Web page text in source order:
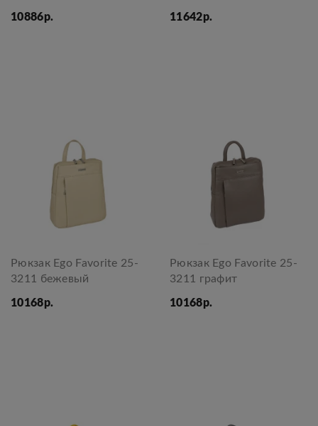
10886р. 11642р.
Рюкзак Ego Favorite 25-
3211 бежевый
10168р.
Рюкзак Ego Favorite 25-
3211 графит
10168р.